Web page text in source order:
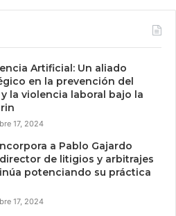
Artificial: Un aliado
en la prevención del
la violencia laboral bajo la
17, 2024
a Pablo Gajardo
de litigios y arbitrajes
potenciando su práctica
17, 2024